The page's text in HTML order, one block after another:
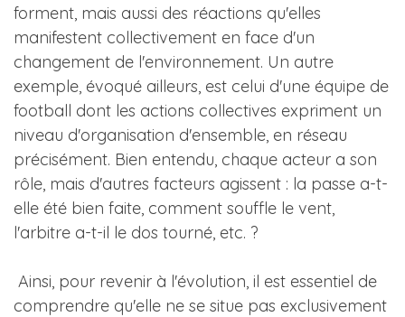
forment, mais aussi des réactions qu'elles
manifestent collectivement en face d'un
changement de l'environnement. Un autre
exemple, évoqué ailleurs, est celui d'une équipe de
football dont les actions collectives expriment un
niveau d'organisation d'ensemble, en réseau
précisément. Bien entendu, chaque acteur a son
rôle, mais d'autres facteurs agissent : la passe a-t-
elle été bien faite, comment souffle le vent,
l'arbitre a-t-il le dos tourné, etc. ?
Ainsi, pour revenir à l'évolution, il est essentiel de
comprendre qu'elle ne se situe pas exclusivement